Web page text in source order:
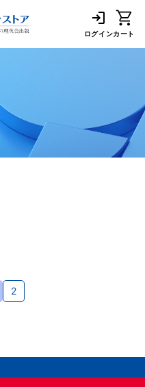
ログインカート
2